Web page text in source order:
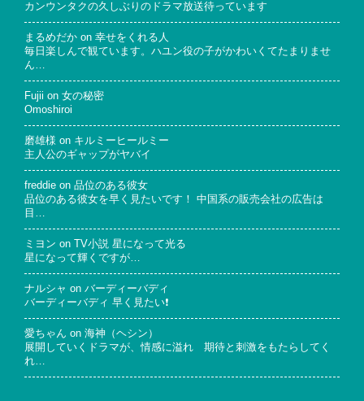
カンウンタクの久しぶりのドラマ放送待っています
まるめだか on 幸せをくれる人
毎日楽しんで観ています。ハユン役の子がかわいくてたまりませ
ん…
Fujii on 女の秘密
Omoshiroi
磨雄様 on キルミーヒールミー
主人公のギャップがヤバイ
freddie on 品位のある彼女
品位のある彼女を早く見たいです！ 中国系の販売会社の広告は
目…
ミヨン on
TV小説 星になって光る
星になって輝くですが…
ナルシャ on バーディーバディ
バーディーバディ 早く見たい❗
愛ちゃん on 海神（ヘシン）
展開していくドラマが、情感に溢れ 期待と刺激をもたらしてく
れ…